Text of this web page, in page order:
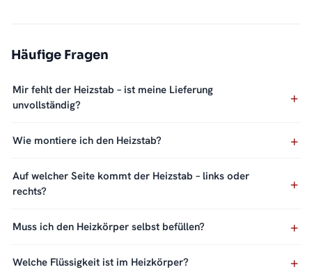
Häufige Fragen
Mir fehlt der Heizstab – ist meine Lieferung
unvollständig?
Wie montiere ich den Heizstab?
Auf welcher Seite kommt der Heizstab – links oder
rechts?
Muss ich den Heizkörper selbst befüllen?
Welche Flüssigkeit ist im Heizkörper?